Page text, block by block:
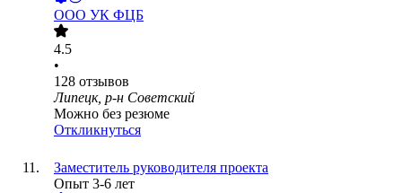
ООО УК ФЦБ
4.5
•
128 отзывов
Липецк, р-н Советский
Можно без резюме
Откликнуться
Заместитель руководителя проекта
Опыт 3-6 лет